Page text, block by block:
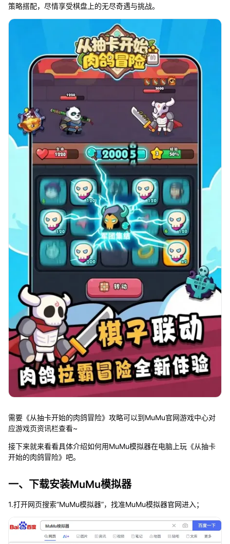
策略搭配，尽情享受棋盘上的无尽奇遇与挑战。
需要《从抽卡开始的肉鸽冒险》攻略可以到MuMu官网游戏中心对
应游戏页资讯栏查看~
接下来就来看看具体介绍如何用MuMu模拟器在电脑上玩《从抽卡
开始的肉鸽冒险》吧。
一、下载安装MuMu模拟器
1.打开网页搜索“MuMu模拟器”，找准MuMu模拟器官网进入；